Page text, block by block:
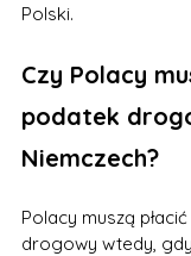
Polski.
Czy Polacy
podatek
Niemczech?
Polacy muszą
drogowy wtedy,